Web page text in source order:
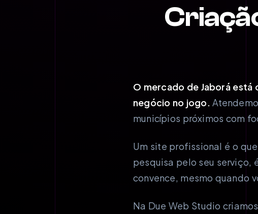
O mercado de Jaborá está
negócio no jogo.
municípios próximos com
Um site profissional é o
pesquisa pelo seu serviço,
convence, mesmo quando
Na Due Web Studio